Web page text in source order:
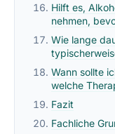
Hilft es,
nehmen,
Wie lange
Wann sollte
welche
Fazit
Fachliche